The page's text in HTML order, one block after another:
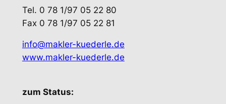
Tel. 0 78 1/97 05 22 80
Fax 0 78 1/97 05 22 81
info@makler-kuederle.de
www.makler-kuederle.de
zum Status: